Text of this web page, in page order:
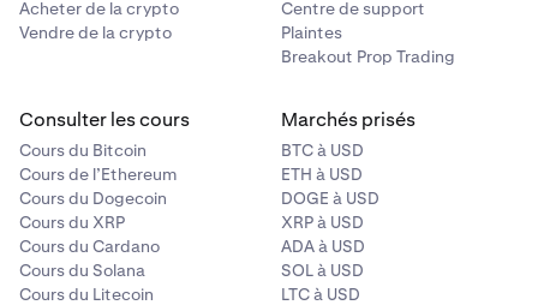
Acheter de la crypto
Vendre de la crypto
Centre de support
Plaintes
Breakout Prop Trading
Consulter les cours
Cours du Bitcoin
Cours de l’Ethereum
Cours du Dogecoin
Cours du XRP
Cours du Cardano
Cours du Solana
Cours du Litecoin
Marchés prisés
BTC à USD
ETH à USD
DOGE à USD
XRP à USD
ADA à USD
SOL à USD
LTC à USD